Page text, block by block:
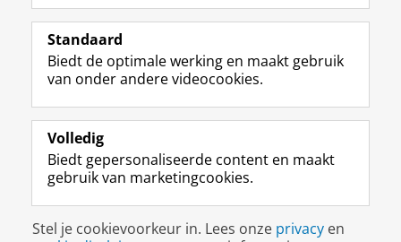
Volg de RUG
F
a
e
b
o
p
a
i
n
L
i
k
e
I
-
p
g
i
R
S
-
f
e
R
k
s
I
n
t
r
m
c
c
Y
o
T
e
k
a
a
Studiekiezers
Alumni
Over ons
Disclaimer & Copyright
Standaard
Biedt de optimale werking en maakt gebruik
van onder andere videocookies.
Volledig
Biedt gepersonaliseerde content en maakt
gebruik van marketingcookies.
Stel je cookievoorkeur in. Lees onze privacy en